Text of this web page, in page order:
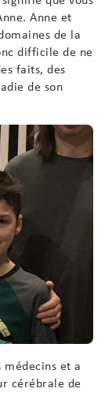
Anne et
de la
difficile de ne
faits, des
de son
médecins et a
cérébrale de